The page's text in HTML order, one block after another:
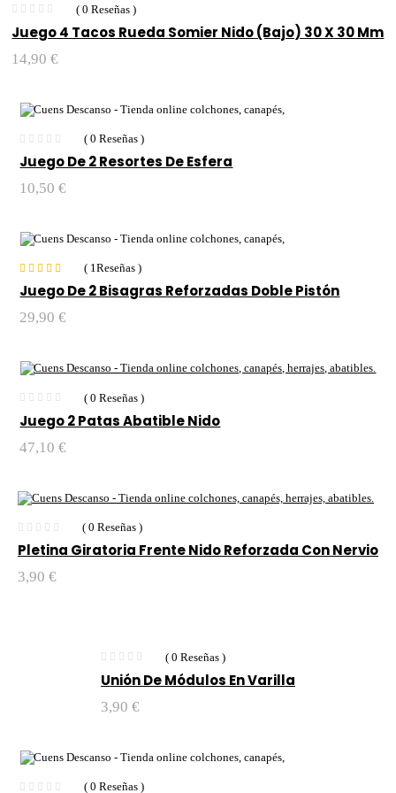
( 0 Reseñas )
Juego 4 Tacos Rueda Somier Nido (Bajo) 30 X 30 Mm
14,90€
( 0 Reseñas )
Juego De 2 Resortes De Esfera
10,50€
Valorado con
5.00de 5
( 1Reseñas )
Juego De 2 Bisagras Reforzadas Doble Pistón
29,90€
( 0 Reseñas )
Juego 2 Patas Abatible Nido
47,10€
( 0 Reseñas )
Pletina Giratoria Frente Nido Reforzada Con Nervio
3,90 €
( 0 Reseñas )
Unión De Módulos En Varilla
3,90 €
( 0 Reseñas )